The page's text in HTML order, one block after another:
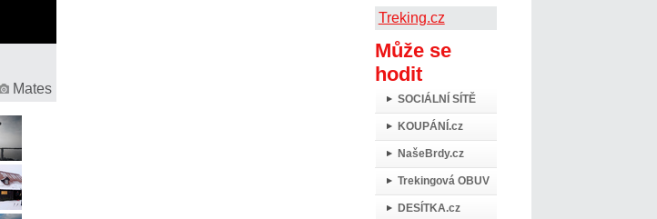
Mates
Treking.cz
Může se
hodit
SOCIÁLNÍ SÍTĚ
KOUPÁNÍ.cz
NašeBrdy.cz
Trekingová OBUV
DESÍTKA.cz